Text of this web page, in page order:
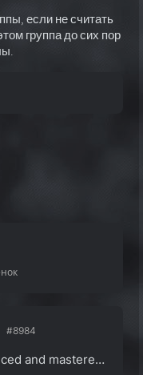
если не считать
группа до сих пор
#8984
The record was co-produced and mastered by the cult producer from California, USA, Mr. Juan Urteaga (Testament, Exodus, Heathen, Sadus, Lääz Rockit, Machine Head, Exhumed etc.) - стоит заслушать, спасибо большое ! Тем...